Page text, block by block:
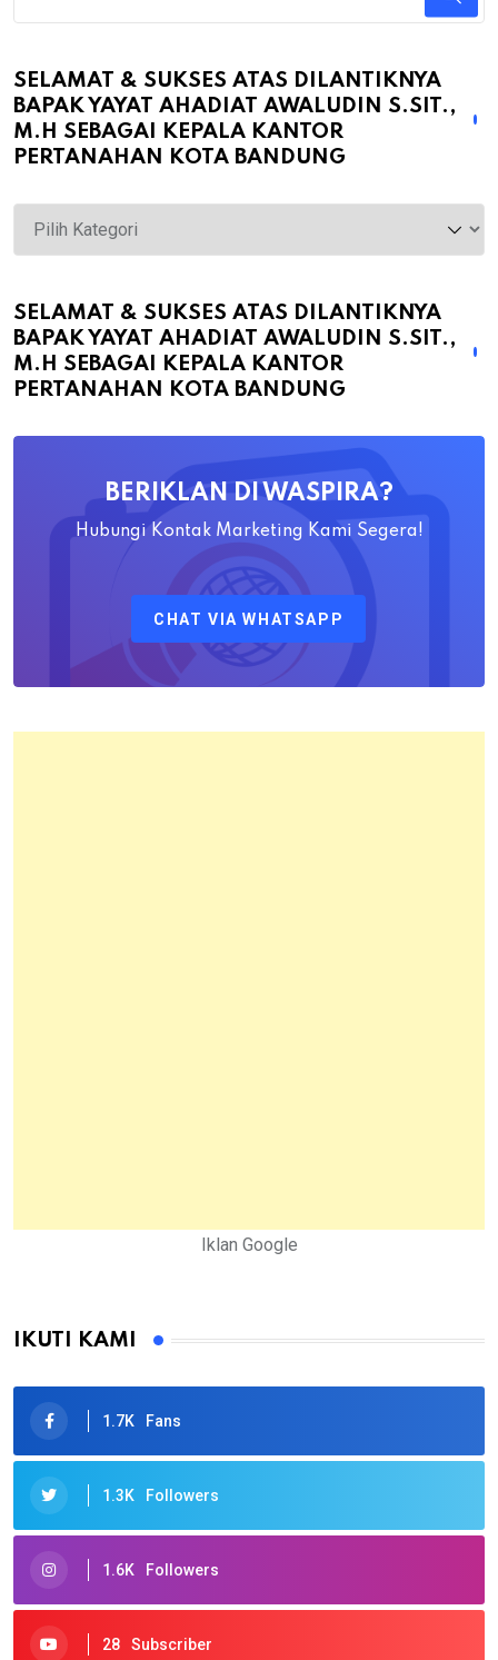
SELAMAT & SUKSES ATAS DILANTIKNYA
BAPAK YAYAT AHADIAT AWALUDIN S.SIT.,
M.H SEBAGAI KEPALA KANTOR
PERTANAHAN KOTA BANDUNG
Selamat
&
atas
Dilantiknya
Bapak
Ahadiat
Pertanahan
Kota
SELAMAT & SUKSES ATAS DILANTIKNYA
BAPAK YAYAT AHADIAT AWALUDIN S.SIT.,
M.H SEBAGAI KEPALA KANTOR
PERTANAHAN KOTA BANDUNG
BERIKLAN DI WASPIRA?
Hubungi Kontak Marketing Kami Segera!
CHAT VIA WHATSAPP
Iklan Google
IKUTI KAMI
1.7K Fans
1.3K Followers
1.6K Followers
28 Subscriber